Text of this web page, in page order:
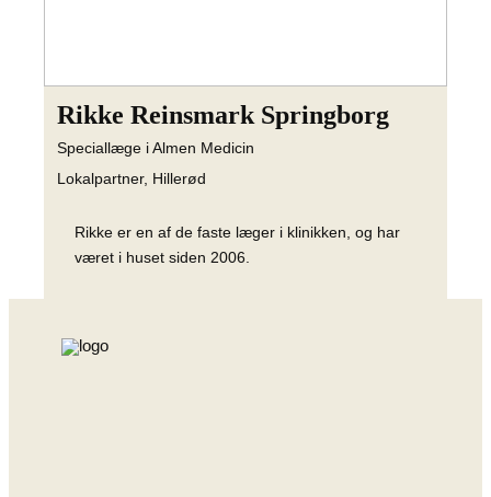
Rikke Reinsmark Springborg
Speciallæge i Almen Medicin
Lokalpartner, Hillerød
Rikke er en af de faste læger i klinikken, og har
været i huset siden 2006.